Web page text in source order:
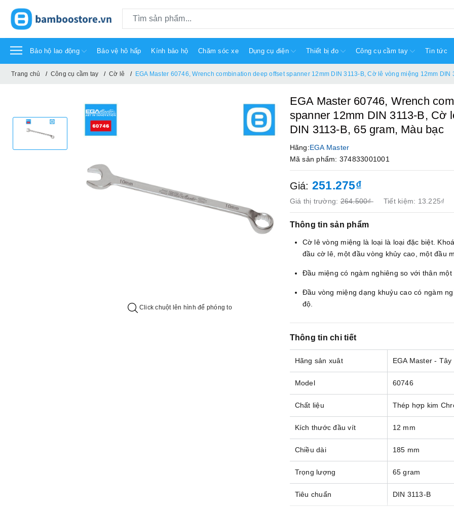
Bảo hộ lao động Bảo vệ hô hấp Kính bảo hộ Chăm sóc xe Dụng cụ điện Thiết bị đo Công cụ cầm tay Tin tức
Trang chủ Công cụ cầm tay Cờ lê EGA Master 60746, Wrench combination deep offset spanner 12mm DIN 3113-B, Cờ lê vòng miệng 12mm DIN
Click chuột lên hình để phóng to
EGA Master 60746, Wrench
spanner 12mm DIN 3113-B, Cờ
DIN 3113-B, 65 gram, Màu bạc
Hãng:EGA Master
Mã sản phẩm: 374833001001
Giá: 251.275₫
Giá thị trường:264.500₫ Tiết kiệm: 13.225₫
Thông tin sản phẩm
Cờ lê vòng miệng là loại là loại đặc biệt.
đầu cờ lê, một đầu vòng khủy cao, một đầu
Đầu miệng có ngàm nghiêng so với thân
Đầu vòng miệng dạng khuỷu cao có ngàm
độ.
Thông tin chi tiết
Hãng sản xuât EGA Master - Tây
Model 60746
Chất liệu Thép hợp kim
Kích thước đầu vít 12 mm
Chiều dài 185 mm
Trọng lượng 65 gram
Tiêu chuẩn DIN 3113-B